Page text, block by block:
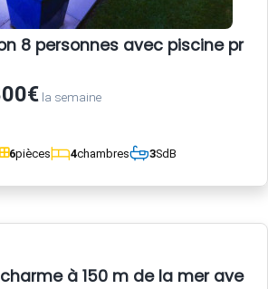
8 personnes avec piscine
la semaine
6pièces 4chambres 3SdB
à 150 m de la mer avec